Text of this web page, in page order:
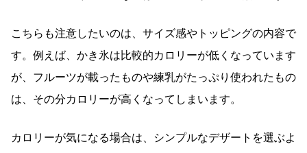
こちらも注意したいのは、サイズ感やトッピングの内容で
す。例えば、かき氷は比較的カロリーが低くなっています
が、フルーツが載ったものや練乳がたっぷり使われたもの
は、その分カロリーが高くなってしまいます。
カロリーが気になる場合は、シンプルなデザートを選ぶよ